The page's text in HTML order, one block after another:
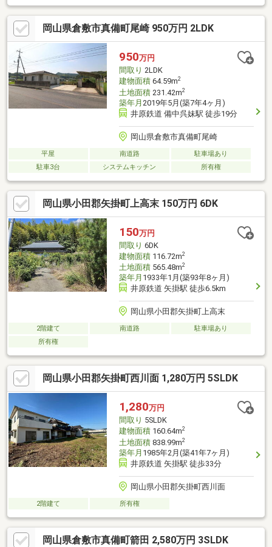
辺環境も充実した生活便利な立地便利さと落ち着きを兼ね備えた
住環境を、ぜひ現地でご覧ください。
岡山県倉敷市真備町尾崎 950万円 2LDK
950万円
間取り 2LDK
建物面積64.59m2
土地面積231.42m2
築年月 2019年5月(築7年4ヶ月)
井原鉄道 備中呉妹駅 徒歩19分
岡山県倉敷市真備町尾崎
平屋 南道路
駐車場あり
駐車3台
システムキッチン 所有権
岡山県小田郡矢掛町上高末 150万円 6DK
150万円
間取り 6DK
建物面積116.72m2
土地面積565.48m2
築年月 1933年1月(築93年8ヶ月)
井原鉄道 矢掛駅 徒歩6.5km
岡山県小田郡矢掛町上高末
2階建て 南道路
駐車場あり
所有権
岡山県小田郡矢掛町西川面 1,280万円 5SLDK
1,280万円
間取り 5SLDK
建物面積160.64m2
土地面積838.99m2
築年月 1985年2月(築41年7ヶ月)
井原鉄道 矢掛駅 徒歩33分
岡山県小田郡矢掛町西川面
2階建て 所有権
岡山県倉敷市真備町箭田 2,580万円 3SLDK